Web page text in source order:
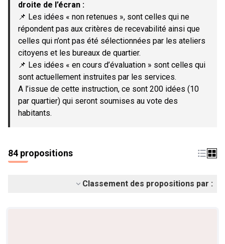
droite de l’écran :
📌 Les idées « non retenues », sont celles qui ne
répondent pas aux critères de recevabilité ainsi que
celles qui n’ont pas été sélectionnées par les ateliers
citoyens et les bureaux de quartier.
📌 Les idées « en cours d’évaluation » sont celles qui
sont actuellement instruites par les services.
A l’issue de cette instruction, ce sont 200 idées (10
par quartier) qui seront soumises au vote des
habitants.
84 propositions
Classement des propositions par :